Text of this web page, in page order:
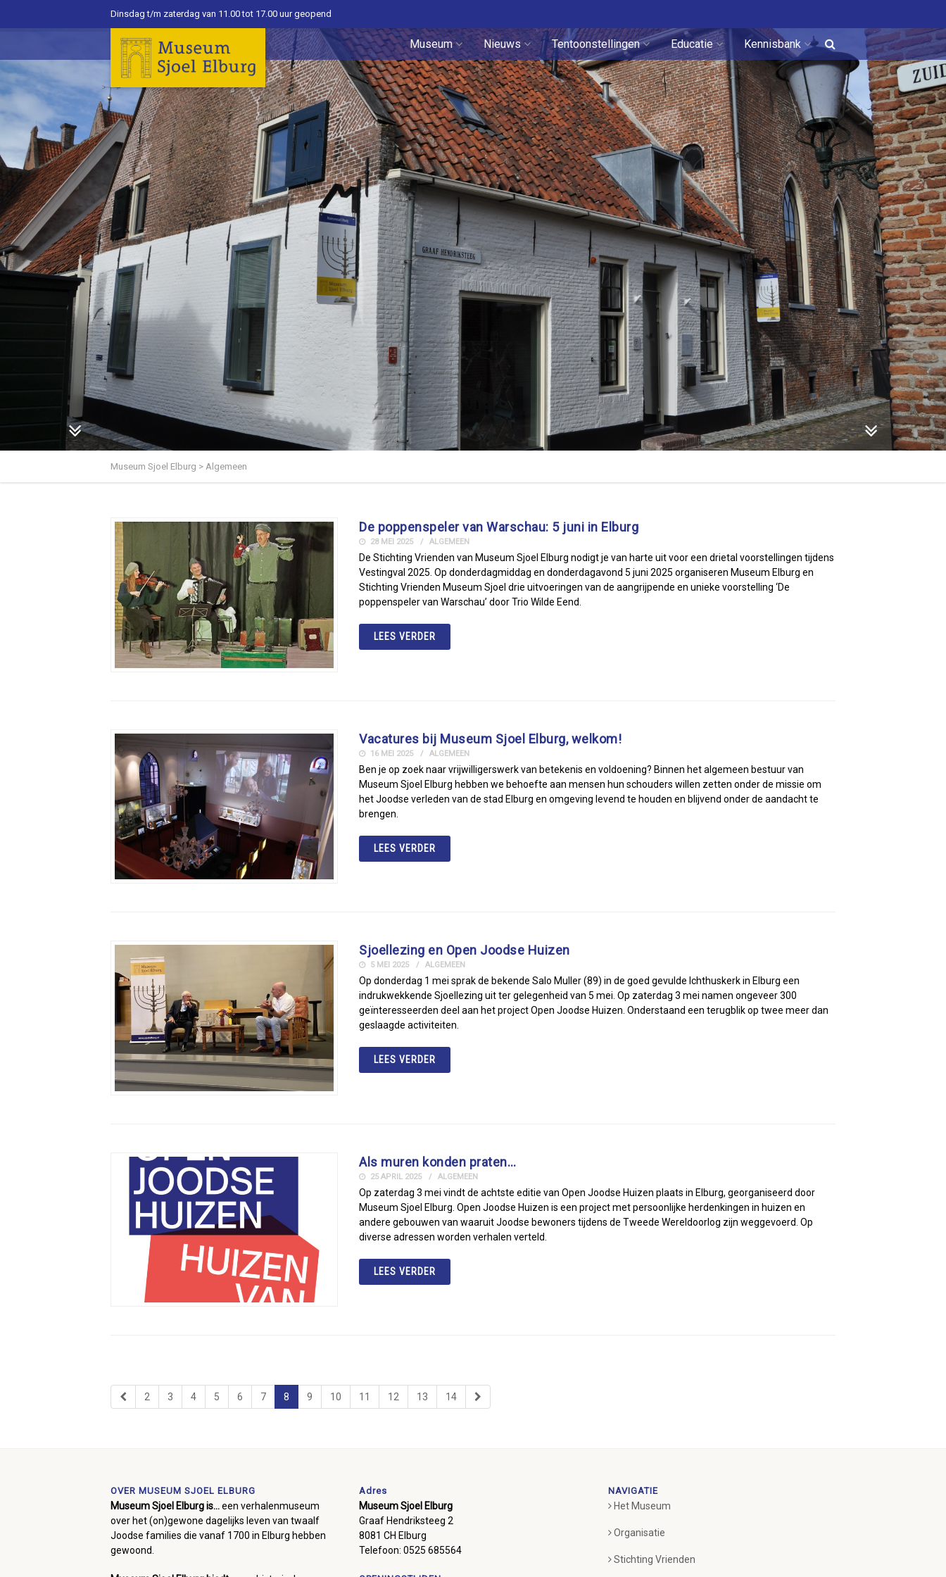
Dinsdag t/m zaterdag van 11.00 tot 17.00 uur geopend
Museum Nieuws Tentoonstellingen Educatie Kennisbank
Museum Sjoel Elburg > Algemeen
De poppenspeler van Warschau: 5 juni in Elburg
28 MEI 2025 ALGEMEEN
De Stichting Vrienden van Museum Sjoel Elburg nodigt je van harte uit voor een drietal voorstellingen tijdens
Vestingval 2025. Op donderdagmiddag en donderdagavond 5 juni 2025 organiseren Museum Elburg en
Stichting Vrienden Museum Sjoel drie uitvoeringen van de aangrijpende en unieke voorstelling ‘De
poppenspeler van Warschau’ door Trio Wilde Eend.
LEES VERDER
Vacatures bij Museum Sjoel Elburg, welkom!
16 MEI 2025 ALGEMEEN
Ben je op zoek naar vrijwilligerswerk van betekenis en voldoening? Binnen het algemeen bestuur van
Museum Sjoel Elburg hebben we behoefte aan mensen hun schouders willen zetten onder de missie om
het Joodse verleden van de stad Elburg en omgeving levend te houden en blijvend onder de aandacht te
brengen.
LEES VERDER
Sjoellezing en Open Joodse Huizen
5 MEI 2025 ALGEMEEN
Op donderdag 1 mei sprak de bekende Salo Muller (89) in de goed gevulde Ichthuskerk in Elburg een
indrukwekkende Sjoellezing uit ter gelegenheid van 5 mei. Op zaterdag 3 mei namen ongeveer 300
geïnteresseerden deel aan het project Open Joodse Huizen. Onderstaand een terugblik op twee meer dan
geslaagde activiteiten.
LEES VERDER
Als muren konden praten…
25 APRIL 2025 ALGEMEEN
Op zaterdag 3 mei vindt de achtste editie van Open Joodse Huizen plaats in Elburg, georganiseerd door
Museum Sjoel Elburg. Open Joodse Huizen is een project met persoonlijke herdenkingen in huizen en
andere gebouwen van waaruit Joodse bewoners tijdens de Tweede Wereldoorlog zijn weggevoerd. Op
diverse adressen worden verhalen verteld.
LEES VERDER
2 3 4 5 6 7 8 9 10 11 12 13 14
OVER MUSEUM SJOEL ELBURG
Museum Sjoel Elburg is...een verhalenmuseum
over het (on)gewone dagelijks leven van twaalf
Joodse families die vanaf 1700 in Elburg hebben
gewoond.
Adres
Museum Sjoel Elburg
Graaf Hendriksteeg 2
8081 CH Elburg
Telefoon: 0525 685564
NAVIGATIE
Het Museum
Organisatie
Stichting Vrienden